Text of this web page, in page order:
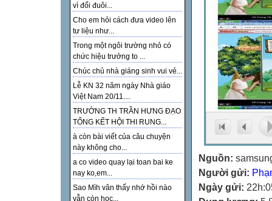
vì đổi đuôi...
Cho em hỏi cách đưa video lên
tư liệu như...
Trong một ngôi trường nhỏ có
chức hiệu trưởng to ...
Chúc chủ nhà giáng sinh vui vẻ...
Lễ KN 32 năm ngày Nhà giáo
Việt Nam 20/11....
TRƯỜNG TH TRẦN HƯNG ĐẠO
TỔNG KẾT HỘI THI RUNG...
à còn bài viết của câu chuyện
này không cho...
a co video quay lại toan bai ke
nay ko,em...
Sao Mìh vân thấy nhớ hồi nào
vẫn còn học...
Nguồn:
Người gửi:
Ngày gửi: